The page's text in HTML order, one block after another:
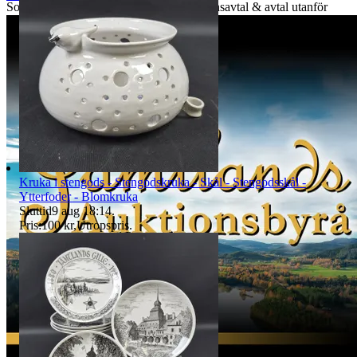
Som kund omfattas du av lagen om Distansavtal & avtal utanför
affärslokal vilket innebär 14 dagars ånger- & reklamationsrätt från
du mottagit varan.
ÅNGERRÄTT
Gäller ej köp gjorda av näringsidkare. Kund ska inom 14 dagar efter
mottagen vara meddela oss via mail till tradera@jabab.se att man
avser att utnyttja ångerrätten. Meddelandet ska innehålla
objektsnummer. Retur ska ske på kundens bekostnad och vara oss
tillhanda inom 14 dagar från det att vi meddelats om ångerrättens
utnyttjande och sändas direkt till det säljande auktionshusets adress -
observera att det inte får skickas till paketombud.
Det är kundens ansvar att objektet skickas tillbaka i exakt samma
skick som vid köptillfället och är skyldig att paketera och hantera
auktionsobjektet så att det inte skadas under transporten. Vi har rätt
att göra avdrag motsvarande den värdeminskning som uppstått till
följd av att kund har hanterat varan i större omfattning än som varit
nödvändigt. Värdeminskningen bedöms från fall till fall. Vi försöker
hantera alla returer så snabbt som möjligt. Efter att kundens retur
hanterats återbetalas pengarna för den köpta varan. Ångerrätten
avser ej det externa köpet av leverans av objektet då
konsumenten/köparen uttryckligen har samtyckt till att tjänsten
börjar utföras och gått med på att det inte finns någon ångerrätt när
tjänsten har fullgjorts. Om misstanke att ångerrätt missbrukas, tex
används för att ej behöva stå fast vid bud och därmed påverka
Kruka i stengods - Stengodskruka - Skål - Stengodsskål -
Ytterfoder - Blomkruka
Sluttid9 aug 18:14.
Pris:100 kr,Utropspris.